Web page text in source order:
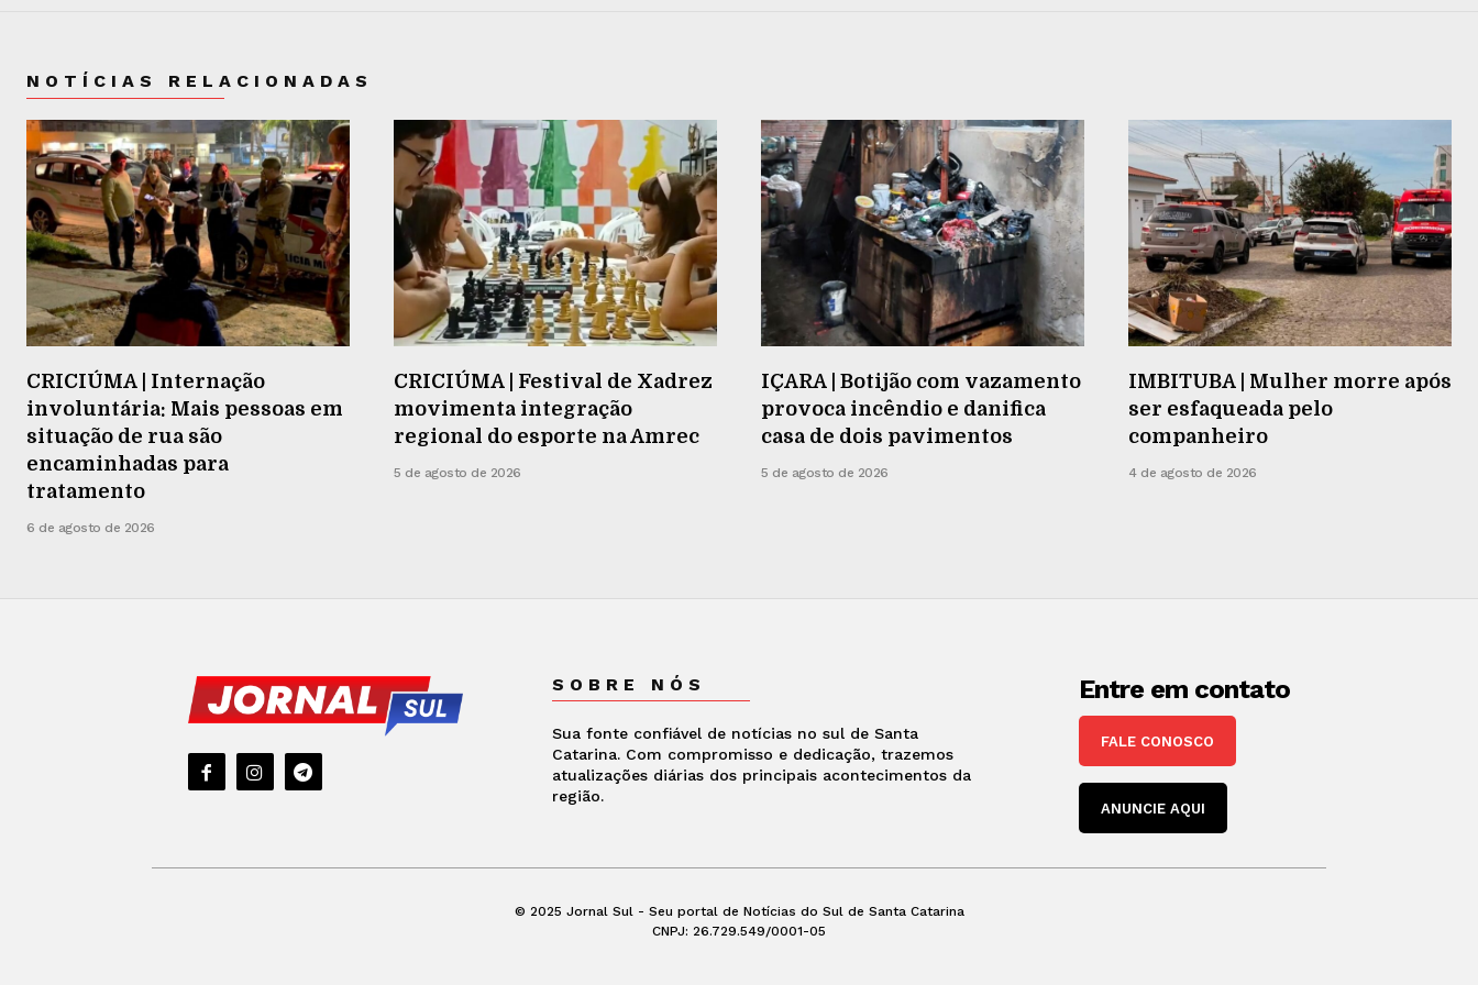
NOTÍCIAS RELACIONADAS
CRICIÚMA | Internação
involuntária: Mais pessoas em
situação de rua são
encaminhadas para
tratamento
6 de agosto de 2026
CRICIÚMA | Festival de Xadrez
movimenta integração
regional do esporte na Amrec
5 de agosto de 2026
IÇARA | Botijão com vazamento
provoca incêndio e danifica
casa de dois pavimentos
5 de agosto de 2026
IMBITUBA | Mulher morre após
ser esfaqueada pelo
companheiro
4 de agosto de 2026
SOBRE NÓS
Sua fonte confiável de notícias no sul de Santa
Catarina. Com compromisso e dedicação, trazemos
atualizações diárias dos principais acontecimentos da
região.
Entre em contato
FALE CONOSCO
ANUNCIE AQUI
© 2025 Jornal Sul - Seu portal de Notícias do Sul de Santa Catarina
CNPJ: 26.729.549/0001-05